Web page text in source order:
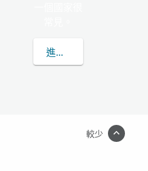
進一步了解ASHIMINE
較少